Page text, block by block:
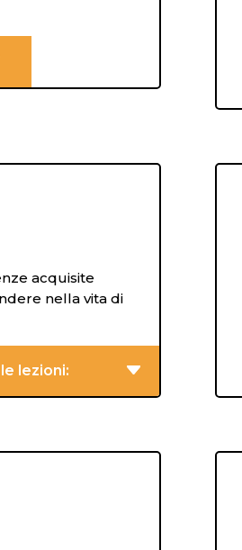
acquisite
nella vita di
lezioni: